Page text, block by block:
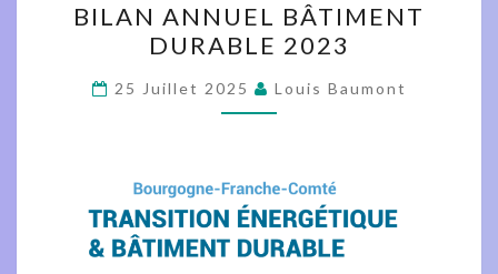
ANNUEL
BÂTIMENT
DURABLE
2023
BILAN ANNUEL BÂTIMENT
DURABLE 2023
25 Juillet 2025 Louis Baumont